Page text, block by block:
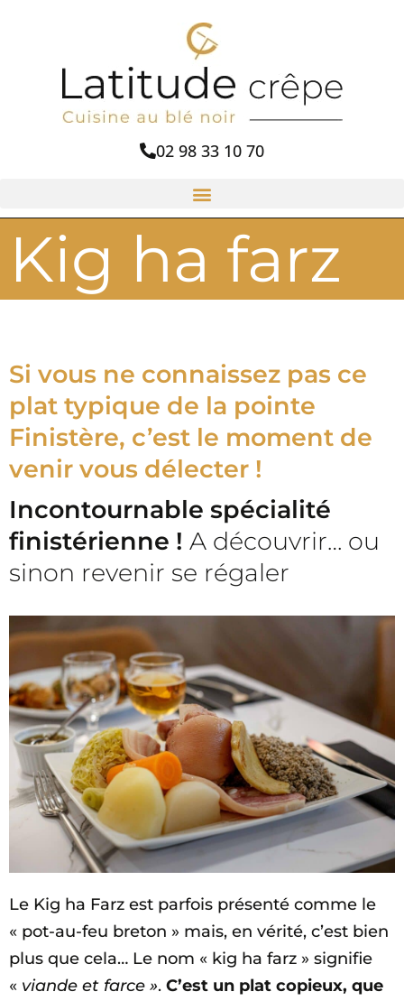
02 98 33 10 70
Kig ha farz
Si vous ne connaissez pas ce
plat typique de la pointe
Finistère, c’est le moment de
venir vous délecter !
Incontournable spécialité
finistérienne ! A découvrir… ou
sinon revenir se régaler
Le Kig ha Farz est parfois présenté comme le
« pot-au-feu breton » mais, en vérité, c’est bien
plus que cela… Le nom « kig ha farz » signifie
« viande et farce ». C’est un plat copieux, que